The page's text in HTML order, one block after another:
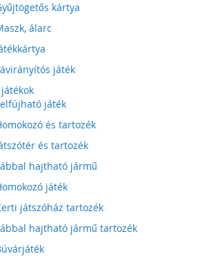
kártya
álarc
játék
játék
és tartozék
és tartozék
hajtható jármű
játék
játszóház tartozék
hajtható jármű tartozék